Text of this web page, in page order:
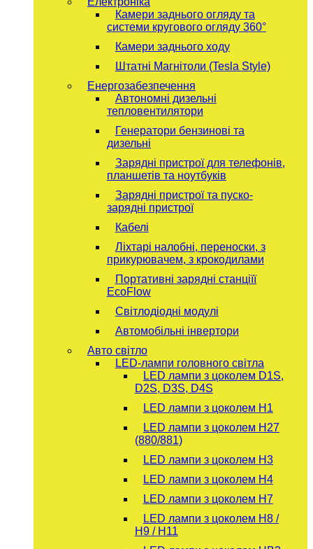
Камери заднього огляду та
системи кругового огляду 360°
Камери заднього ходу
Штатні Магнітоли (Tesla Style)
Енергозабезпечення
Автономні дизельні
тепловентилятори
Генератори бензинові та
дизельні
Зарядні пристрої для телефонів,
планшетів та ноутбуків
Зарядні пристрої та пуско-
зарядні пристрої
Кабелі
Ліхтарі налобні, переноски, з
прикурювачем, з крокодилами
Портативні зарядні станціїї
EcoFlow
Світлодіодні модулі
Автомобільні інвертори
Авто світло
LED-лампи головного світла
LED лампи з цоколем D1S,
D2S, D3S, D4S
LED лампи з цоколем H1
LED лампи з цоколем H27
(880/881)
LED лампи з цоколем H3
LED лампи з цоколем H4
LED лампи з цоколем H7
LED лампи з цоколем H8 /
H9 / H11